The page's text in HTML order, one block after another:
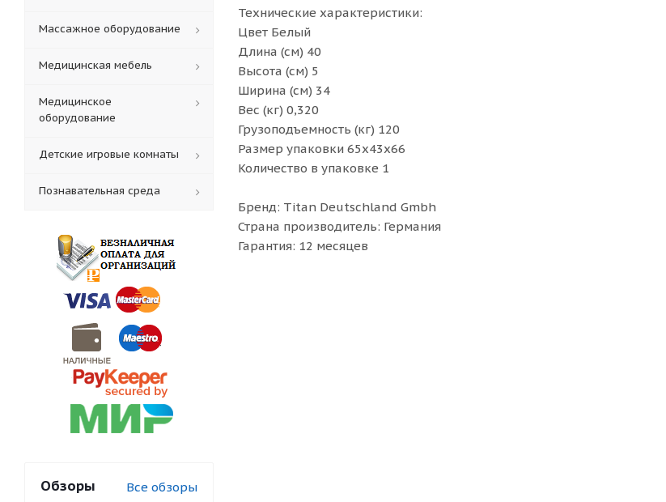
Технические характеристики:
Цвет Белый
Длина (см) 40
Высота (см) 5
Ширина (см) 34
Вес (кг) 0,320
Грузоподъемность (кг) 120
Размер упаковки 65х43х66
Количество в упаковке 1
Бренд: Titan Deutschland Gmbh
Страна производитель: Германия
Гарантия: 12 месяцев
Массажное оборудование
Медицинская мебель
Медицинское
оборудование
Детские игровые комнаты
Познавательная среда
Обзоры Все обзоры